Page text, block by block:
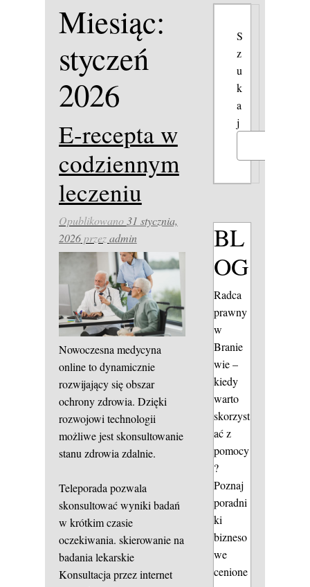
Miesiąc:
styczeń
2026
E-recepta w
codziennym
leczeniu
Opublikowano31 stycznia,
2026przezadmin
Nowoczesna medycyna
online to dynamicznie
rozwijający się obszar
ochrony zdrowia. Dzięki
rozwojowi technologii
możliwe jest skonsultowanie
stanu zdrowia zdalnie.
Teleporada pozwala
skonsultować wyniki badań
w krótkim czasie
oczekiwania. skierowanie na
badania lekarskie
Konsultacja przez internet
S
z
u
k
a
j
BL
OG
Radca
prawny
w
Branie
wie –
kiedy
warto
skorzyst
ać z
pomocy
?
Poznaj
poradni
ki
bizneso
we
cenione